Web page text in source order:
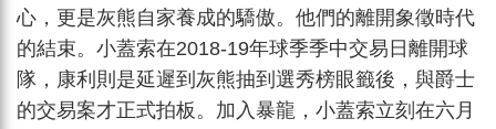
心，更是灰熊自家養成的驕傲。他們的離開象徵時代
的結束。小蓋索在2018-19年球季季中交易日離開球
隊，康利則是延遲到灰熊抽到選秀榜眼籤後，與爵士
的交易案才正式拍板。加入暴龍，小蓋索立刻在六月